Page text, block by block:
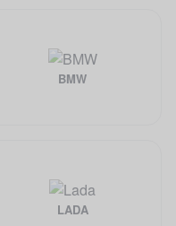
BMW
LADA